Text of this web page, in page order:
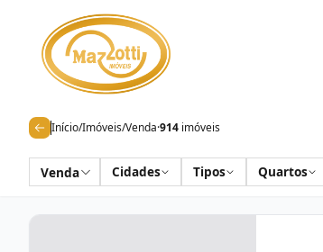
Início/Imóveis/Venda·914 imóveis
Venda Cidades Tipos Quartos